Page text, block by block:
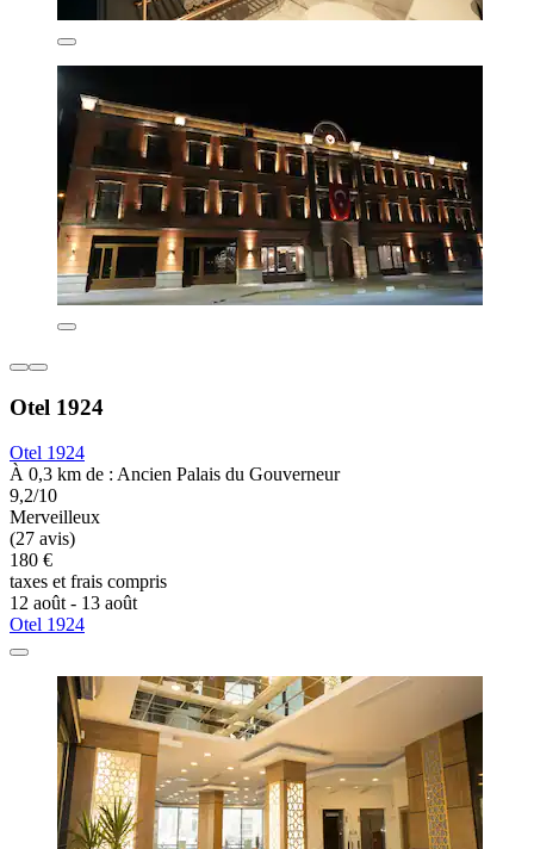
Otel 1924
Otel 1924
À 0,3 km de : Ancien Palais du Gouverneur
9,2/10
Merveilleux
(27 avis)
180 €
taxes et frais compris
12 août - 13 août
Otel 1924